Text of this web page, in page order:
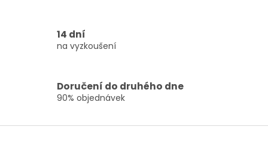
14 dní
na vyzkoušení
Doručení do druhého dne
90% objednávek